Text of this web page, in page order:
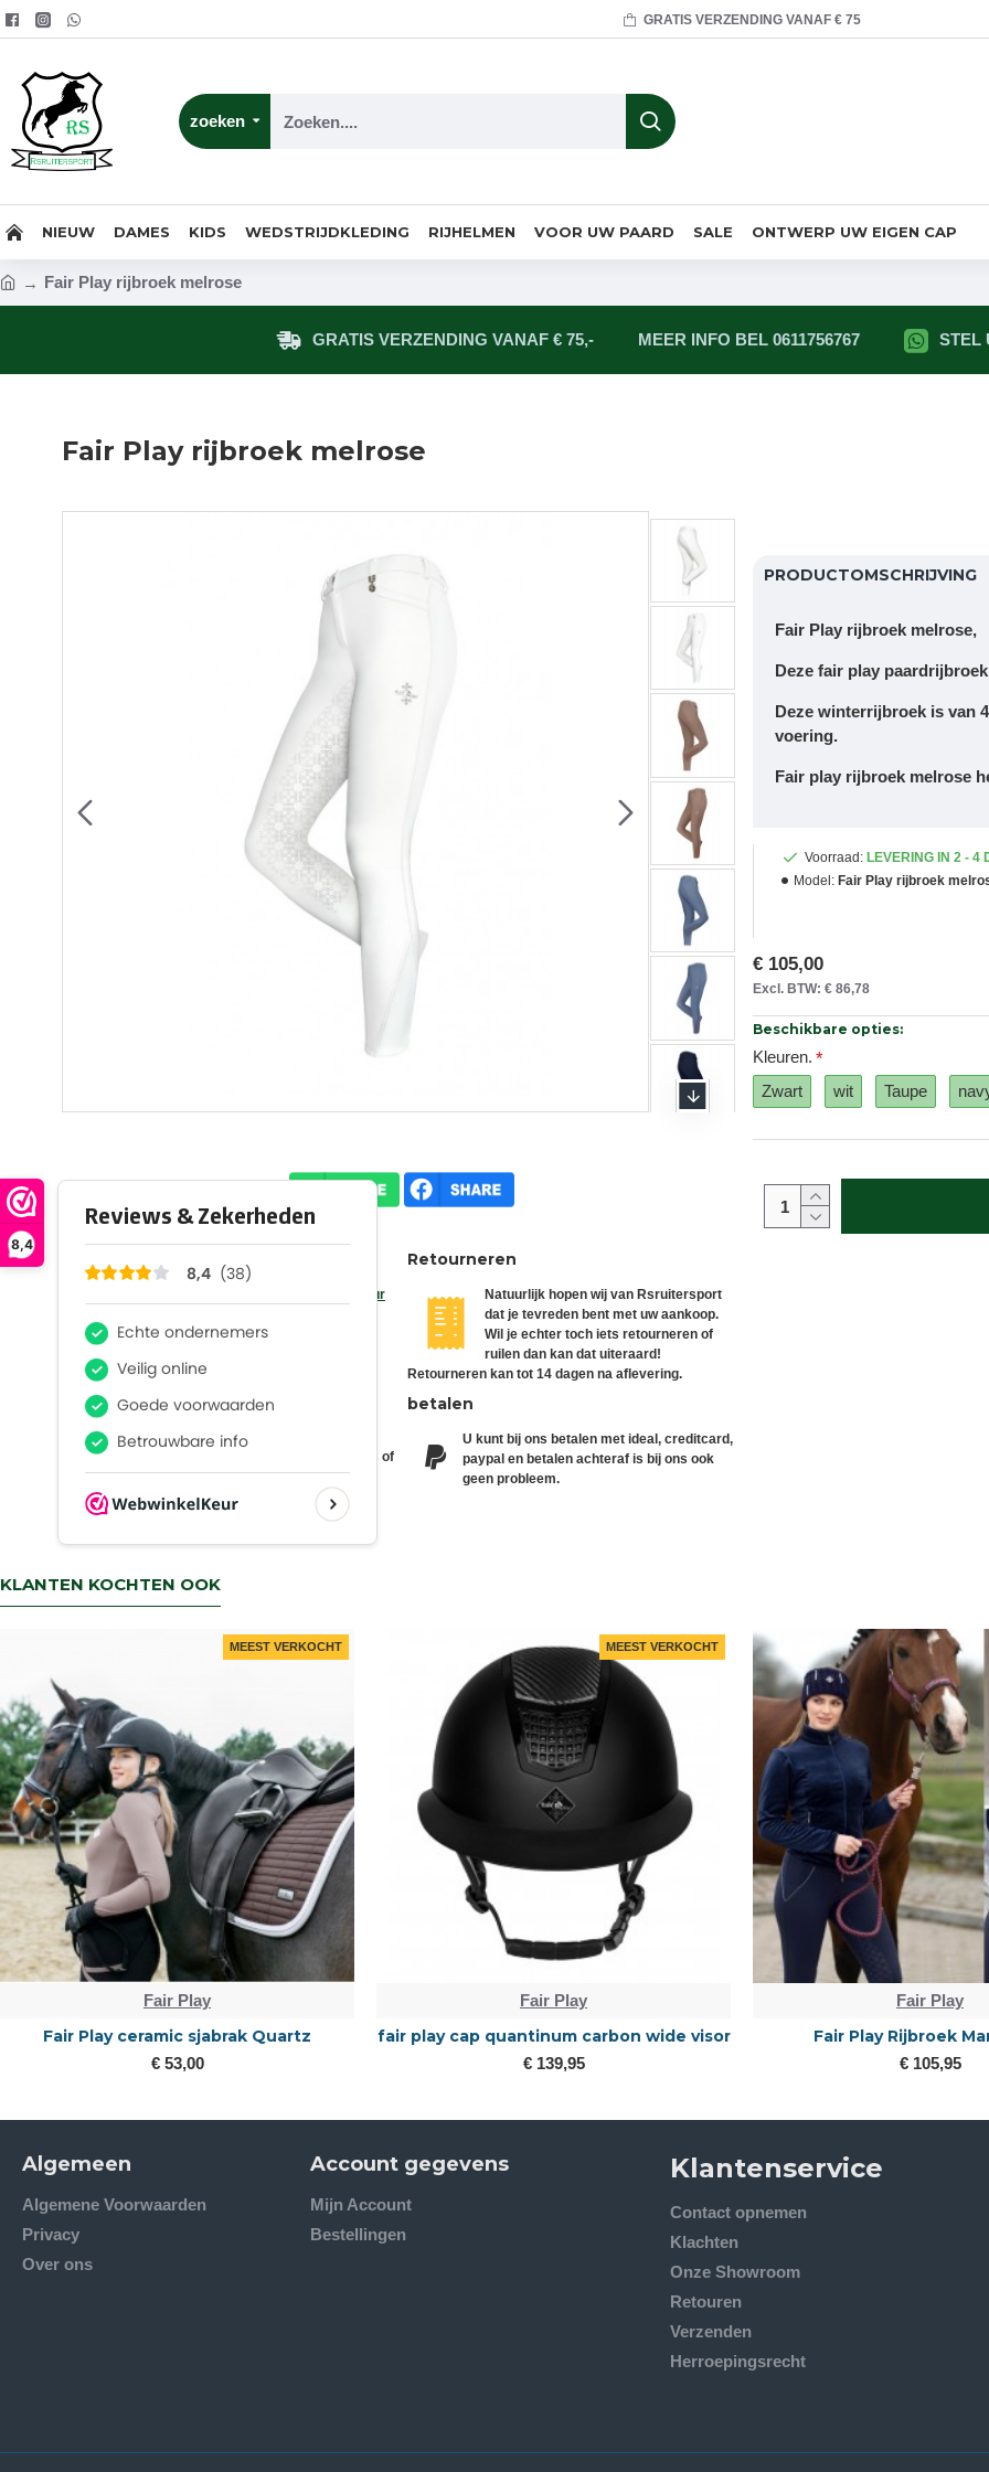
8,4
GRATIS VERZENDING VANAF € 75
zoeken
NIEUW DAMES KIDS WEDSTRIJDKLEDING RIJHELMEN VOOR UW PAARD SALE ONTWERP UW EIGEN CAP
Fair Play rijbroek melrose
GRATIS VERZENDING VANAF € 75,- MEER INFO BEL 0611756767 STEL
Fair Play rijbroek melrose
Webwinkelkeur
Verzenden
kunt zelf kiezen bij ons waar u het
bezorgd wilt hebben. Dit kan zijn thuis of
bij een pakketpunt. Vanaf €75,-
verzenden we uw pakket gratis
Retourneren
Natuurlijk hopen wij van Rsruitersport
dat je tevreden bent met uw aankoop.
Wil je echter toch iets retourneren of
ruilen dan kan dat uiteraard!
Retourneren kan tot 14 dagen na aflevering.
betalen
U kunt bij ons betalen met ideal, creditcard,
paypal en betalen achteraf is bij ons ook
geen probleem.
PRODUCTOMSCHRIJVING
Fair Play rijbroek melrose,
Deze fair play
Deze winterrijbroek is van
voering.
Fair play rijbroek melrose
Voorraad: LEVERING IN 2 - 4
Model: Fair Play rijbroek
€ 105,00
Excl. BTW: € 86,78
Beschikbare opties:
Kleuren.
Zwart
wit Taupe
KLANTEN KOCHTEN OOK
MEEST VERKOCHT
Fair Play
Fair Play Dressuurjasje Lexim blauw en
zwart
MEEST VERKOCHT
Fair Play
Fair Play Dressuurjasje Lexim Rose-gold
€ 225,00
Fair Play
fair play quantinum
klep
Algemeen
Algemene Voorwaarden
Privacy
Over ons
Account gegevens
Mijn Account
Bestellingen
Klantenservice
Contact opnemen
Klachten
Onze Showroom
Retouren
Verzenden
Herroepingsrecht